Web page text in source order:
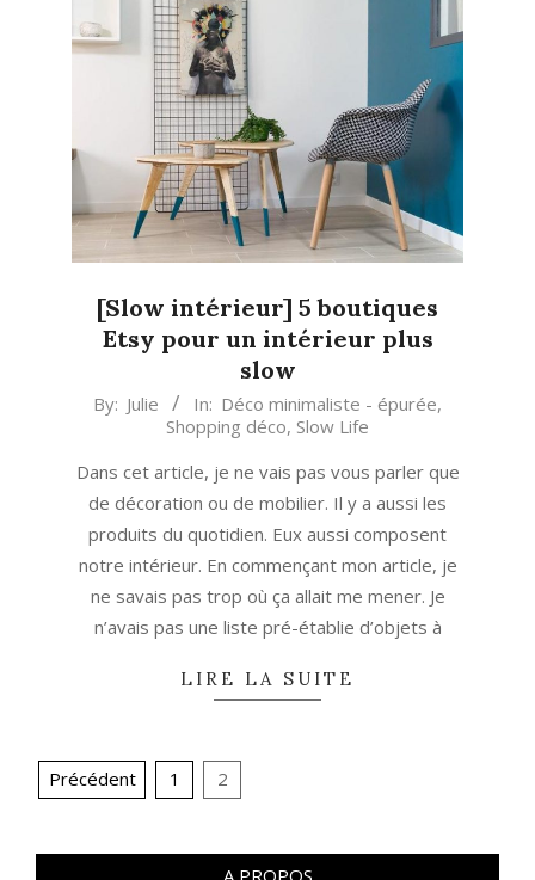
[Slow intérieur] 5 boutiques
Etsy pour un intérieur plus
slow
2019-
19
By: Julie In: Déco minimaliste - épurée,
Shopping déco, Slow Life
Dans cet article, je ne vais pas vous parler que
de décoration ou de mobilier. Il y a aussi les
produits du quotidien. Eux aussi composent
notre intérieur. En commençant mon article, je
ne savais pas trop où ça allait me mener. Je
n’avais pas une liste pré-établie d’objets à
LIRE LA SUITE
Navigation
articles
Précédent 1 2
A PROPOS